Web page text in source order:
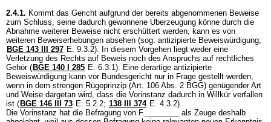
2.4.1. Kommt das Gericht aufgrund der bereits abgenommenen Beweise
zum Schluss, seine dadurch gewonnene Überzeugung könne durch die
Abnahme weiterer Beweise nicht erschüttert werden, kann es von
weiteren Beweiserhebungen absehen (sog. antizipierte Beweiswürdigung;
BGE 143 III 297 E. 9.3.2). In diesem Vorgehen liegt weder eine
Verletzung des Rechts auf Beweis noch des Anspruchs auf rechtliches
Gehör ( BGE 140 I 285 E. 6.3.1). Eine derartige antizipierte
Beweiswürdigung kann vor Bundesgericht nur in Frage gestellt werden,
wenn in dem strengen Rügeprinzip (Art. 106 Abs. 2 BGG) genügender Art
und Weise dargetan wird, dass die Vorinstanz dadurch in Willkür verfallen
ist ( BGE 146 III 73 E. 5.2.2; 138 III 374 E. 4.3.2).
Die Vorinstanz hat die Befragung von F.________ als Zeuge deshalb